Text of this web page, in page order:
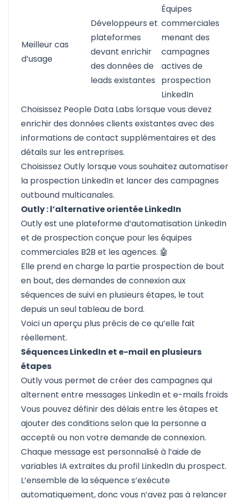
Meilleur cas
d’usage
Développeurs et
plateformes
devant enrichir
des données de
leads existantes
Équipes
commerciales
menant des
campagnes
actives de
prospection
LinkedIn
Choisissez People Data Labs lorsque vous devez
enrichir des données clients existantes avec des
informations de contact supplémentaires et des
détails sur les entreprises.
Choisissez Outly lorsque vous souhaitez automatiser
la prospection LinkedIn et lancer des campagnes
outbound multicanales.
Outly : l’alternative orientée LinkedIn
Outlyest une plateforme d’automatisation LinkedIn
et de prospection conçue pour les équipes
commerciales B2B et les agences. 🤖
Elle prend en charge la partie prospection de bout
en bout, des demandes de connexion aux
séquences de suivi en plusieurs étapes, le tout
depuis un seul tableau de bord.
Voici un aperçu plus précis de ce qu’elle fait
réellement.
Séquences LinkedIn et e-mail en plusieurs
étapes
Outly vous permet de créer des campagnes qui
alternent entre messages LinkedIn et e-mails
Vous pouvez définir des délais entre les étapes et
ajouter des conditions selon que la personne a
accepté ou non votre demande de connexion.
Chaque message est personnalisé à l’aide de
variables IA extraites du profil LinkedIn du prospect.
L’ensemble de la séquence s’exécute
automatiquement, donc vous n’avez pas à relancer